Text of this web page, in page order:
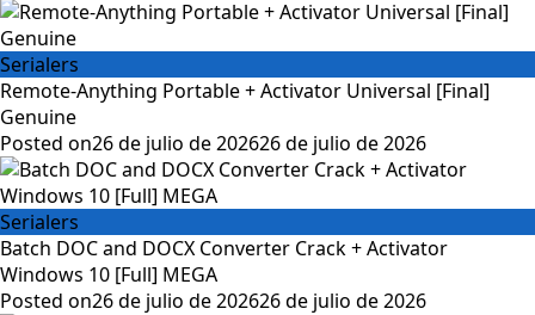
Serialers
Remote-Anything Portable + Activator Universal [Final]
Genuine
Posted on26 de julio de 202626 de julio de 2026
Serialers
Batch DOC and DOCX Converter Crack + Activator
Windows 10 [Full] MEGA
Posted on26 de julio de 202626 de julio de 2026